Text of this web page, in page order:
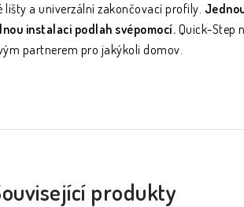
a univerzální zakončovací profily.
instalaci podlah svépomocí. Quick-Step
partnerem pro jakýkoli domov.
produkty